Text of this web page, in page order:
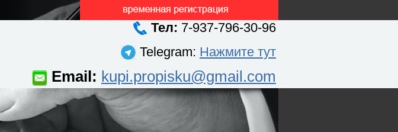
Тел: 7-937-796-30-96
Telegram: Нажмите тут
Email: kupi.propisku@gmail.com